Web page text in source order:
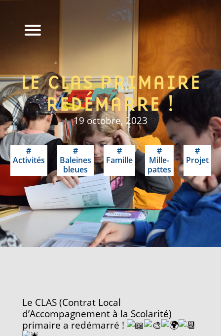
LE CLAS PRIMAIRE
REDÉMARRE !
19 octobre, 2023
Activités
Baleines
bleues
Famille
Mille-
pattes
Projet
Le CLAS (Contrat Local
d’Accompagnement à la Scolarité)
primaire a redémarré !